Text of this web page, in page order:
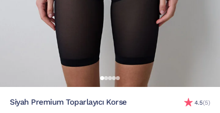
Siyah Premium Toparlayıcı Korse 4.5(5)